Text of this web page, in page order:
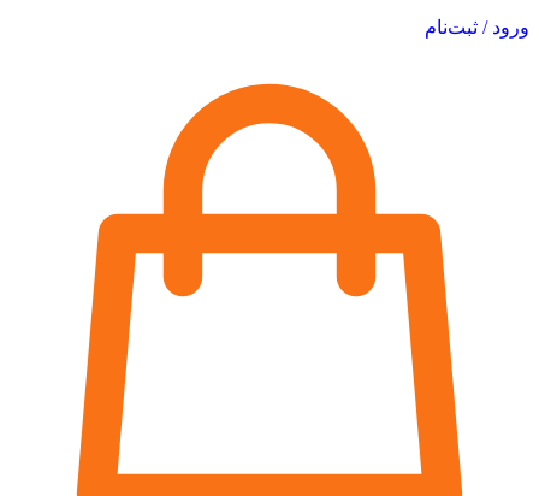
ورود / ثبت‌نام